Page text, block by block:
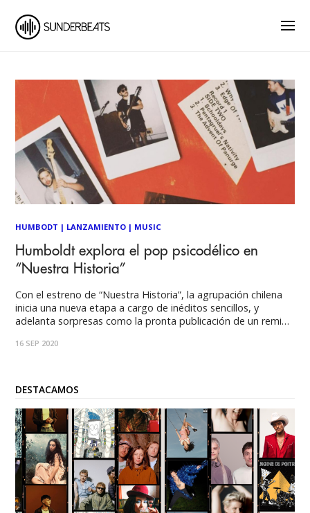
HUMBODT | LANZAMIENTO | MUSIC
Humboldt explora el pop psicodélico en
“Nuestra Historia”
Con el estreno de “Nuestra Historia”, la agrupación chilena
inicia una nueva etapa a cargo de inéditos sencillos, y
adelanta sorpresas como la pronta publicación de un remix
quinta región, nos invita a excursionar en las percusiones y
16 SEP 2020
DESTACAMOS